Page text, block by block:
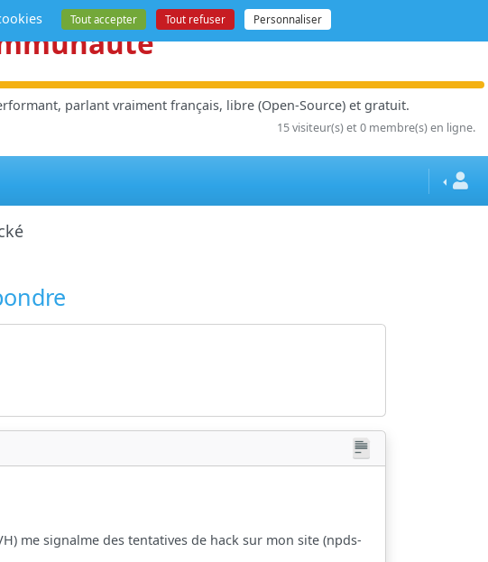
parlant vraiment français, libre (Open-Source) et gratuit.
15 visiteur(s) et 0 membre(s) en ligne.
me signalme des tentatives de hack sur mon site (npds-
Tout accepter Tout refuser Personnaliser